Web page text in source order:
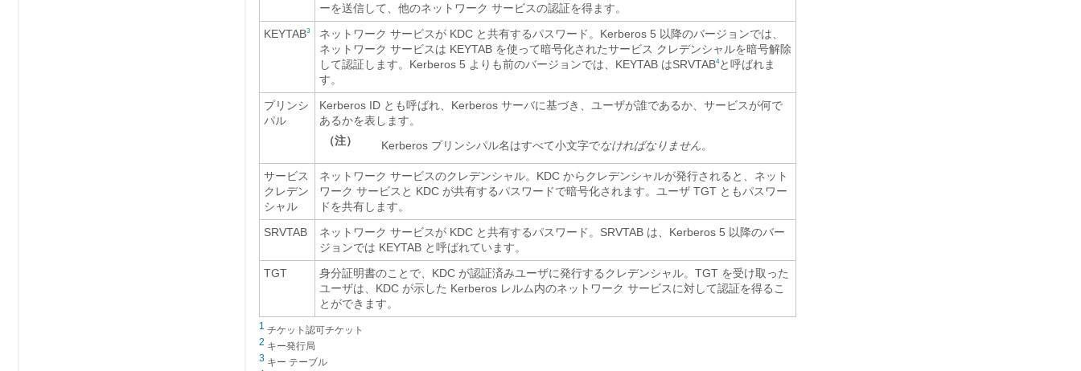
ーを送信して、他のネットワーク サービスの認証を得ます。
KEYTAB3
ネットワーク サービスが KDC と共有するパスワード。Kerberos 5 以降のバージョンでは、
ネットワーク サービスは KEYTAB を使って暗号化されたサービス クレデンシャルを暗号解除
して認証します。Kerberos 5 よりも前のバージョンでは、KEYTAB はSRVTAB4と呼ばれま
す。
プリンシ
パル
Kerberos ID とも呼ばれ、Kerberos サーバに基づき、ユーザが誰であるか、サービスが何で
あるかを表します。
（注）
Kerberos プリンシパル名はすべて小文字でなければなりません。
サービス
クレデン
シャル
ネットワーク サービスのクレデンシャル。KDC からクレデンシャルが発行されると、ネット
ワーク サービスと KDC が共有するパスワードで暗号化されます。ユーザ TGT ともパスワー
ドを共有します。
SRVTAB
ネットワーク サービスが KDC と共有するパスワード。SRVTAB は、Kerberos 5 以降のバー
ジョンでは KEYTAB と呼ばれています。
TGT
身分証明書のことで、KDC が認証済みユーザに発行するクレデンシャル。TGT を受け取った
ユーザは、KDC が示した Kerberos レルム内のネットワーク サービスに対して認証を得るこ
とができます。
1 チケット認可チケット
2 キー発行局
3 キー テーブル